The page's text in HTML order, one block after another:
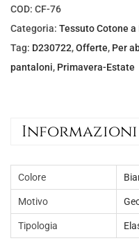
l
e
e
r
€
,
0
.
:
€
5
0
COD: CF-76
Categoria: Tessuto Cotone a
Tag: D230722,Offerte, Per
pantaloni, Primavera-Estate
Colore
Motivo
Tipologia